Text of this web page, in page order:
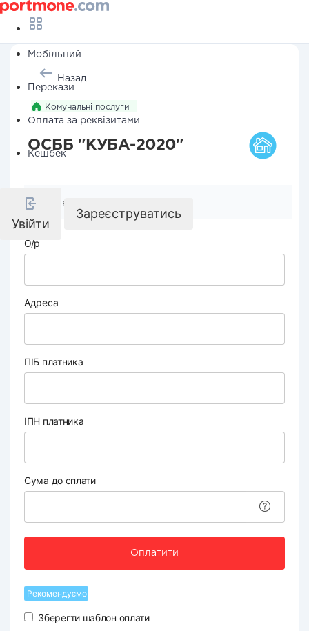
Мобільний
Перекази
Оплата за реквізитами
Кешбек
Увійти
Зареєструватись
Назад
Комунальні послуги
ОСББ "КУБА-2020"
Реквізити компанії
О/р
Адреса
ПІБ платника
ІПН платника
Сума до сплати
Оплатити
Рекомендуємо
Зберегти шаблон оплати